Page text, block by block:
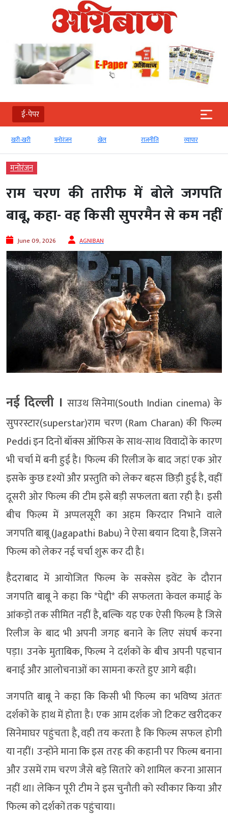
ई-पेपर
मनोरंजन खेल राजनीति व्‍यापार टेक्‍नोलॉजी
मनोरंजन
राम चरण की तारीफ में बोले जगपति
बाबू, कहा- वह किसी सुपरमैन से कम नहीं
June 09, 2026 AGNIBAN
नई दिल्ली । साउथ सिनेमा(South Indian cinema) के
सुपरस्टार(superstar)राम चरण (Ram Charan) की फिल्म
Peddi इन दिनों बॉक्स ऑफिस के साथ-साथ विवादों के कारण
भी चर्चा में बनी हुई है। फिल्म की रिलीज के बाद जहां एक ओर
इसके कुछ दृश्यों और प्रस्तुति को लेकर बहस छिड़ी हुई है, वहीं
दूसरी ओर फिल्म की टीम इसे बड़ी सफलता बता रही है। इसी
बीच फिल्म में अप्पलसूरी का अहम किरदार निभाने वाले
जगपति बाबू (Jagapathi Babu) ने ऐसा बयान दिया है, जिसने
फिल्म को लेकर नई चर्चा शुरू कर दी है।
हैदराबाद में आयोजित फिल्म के सक्सेस इवेंट के दौरान
जगपति बाबू ने कहा कि *पेद्दी* की सफलता केवल कमाई के
आंकड़ों तक सीमित नहीं है, बल्कि यह एक ऐसी फिल्म है जिसे
रिलीज के बाद भी अपनी जगह बनाने के लिए संघर्ष करना
पड़ा। उनके मुताबिक, फिल्म ने दर्शकों के बीच अपनी पहचान
बनाई और आलोचनाओं का सामना करते हुए आगे बढ़ी।
जगपति बाबू ने कहा कि किसी भी फिल्म का भविष्य अंततः
दर्शकों के हाथ में होता है। एक आम दर्शक जो टिकट खरीदकर
सिनेमाघर पहुंचता है, वही तय करता है कि फिल्म सफल होगी
या नहीं। उन्होंने माना कि इस तरह की कहानी पर फिल्म बनाना
और उसमें राम चरण जैसे बड़े सितारे को शामिल करना आसान
नहीं था। लेकिन पूरी टीम ने इस चुनौती को स्वीकार किया और
फिल्म को दर्शकों तक पहुंचाया।